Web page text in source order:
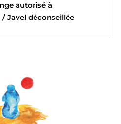
autorisé à
Javel déconseillée